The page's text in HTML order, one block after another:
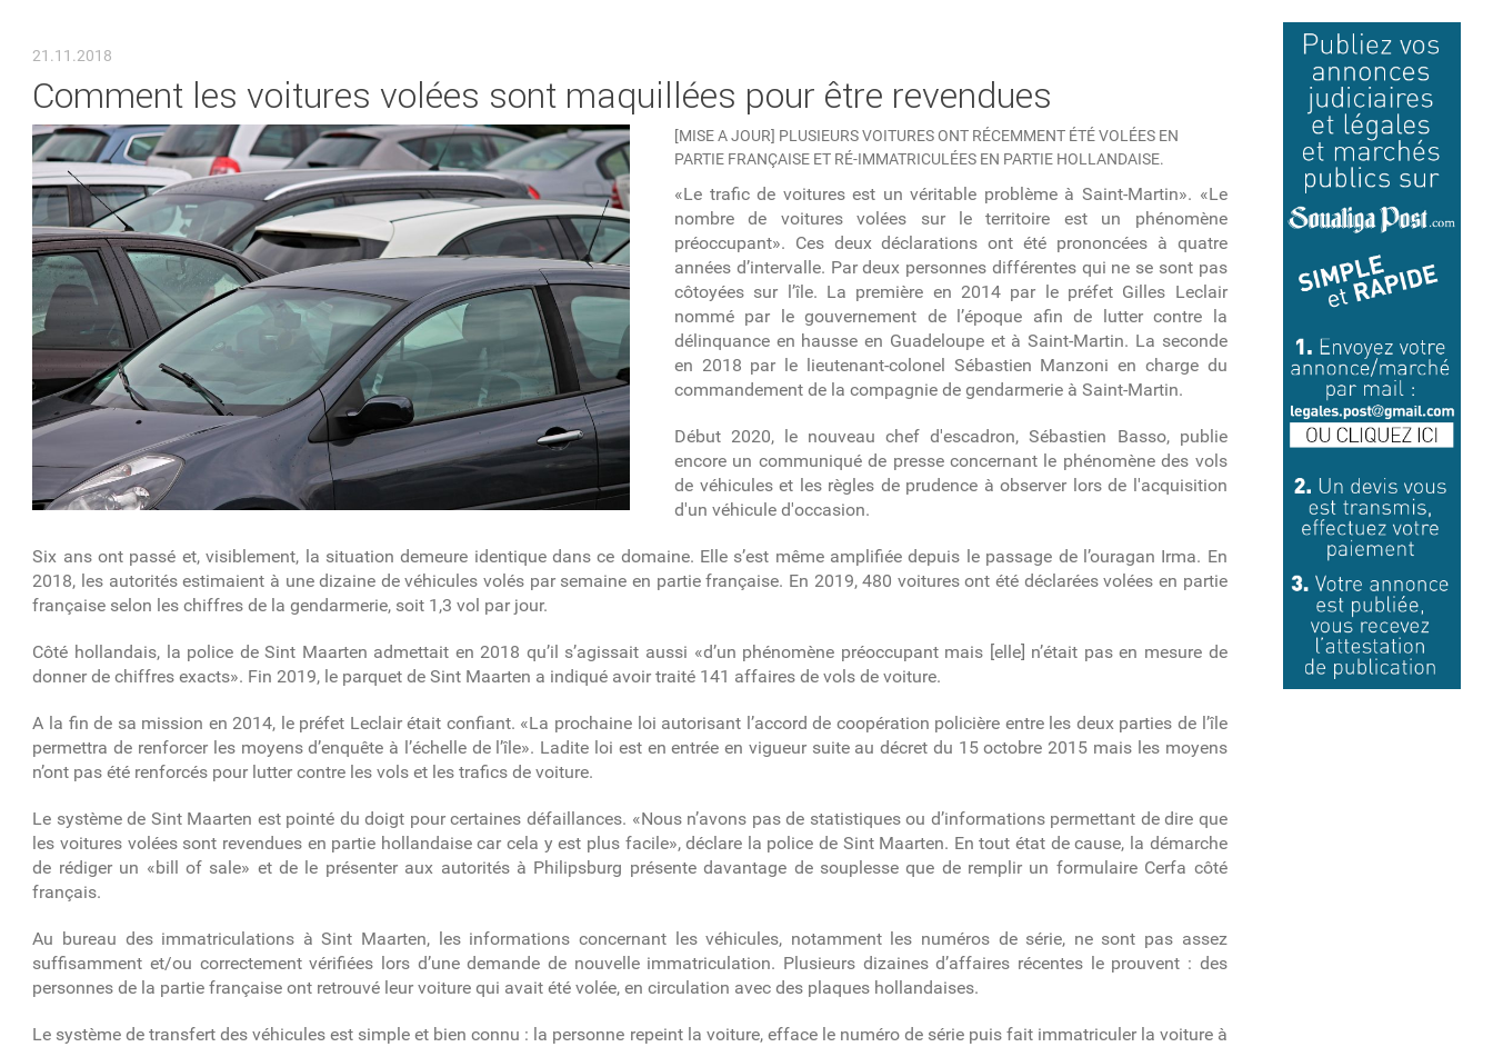
21.11.2018
Comment les voitures volées sont maquillées pour être revendues
[MISE A JOUR] PLUSIEURS VOITURES ONT RÉCEMMENT ÉTÉ VOLÉES EN
PARTIE FRANÇAISE ET RÉ-IMMATRICULÉES EN PARTIE HOLLANDAISE.
«Le trafic de voitures est un véritable problème à Saint-Martin». «Le
nombre de voitures volées sur le territoire est un phénomène
préoccupant». Ces deux déclarations ont été prononcées à quatre
années d’intervalle. Par deux personnes différentes qui ne se sont pas
côtoyées sur l’île. La première en 2014 par le préfet Gilles Leclair
nommé par le gouvernement de l’époque afin de lutter contre la
délinquance en hausse en Guadeloupe et à Saint-Martin. La seconde
en 2018 par le lieutenant-colonel Sébastien Manzoni en charge du
commandement de la compagnie de gendarmerie à Saint-Martin.
Début 2020, le nouveau chef d'escadron, Sébastien Basso, publie
encore un communiqué de presse concernant le phénomène des vols
de véhicules et les règles de prudence à observer lors de l'acquisition
d'un véhicule d'occasion.
Six ans ont passé et, visiblement, la situation demeure identique dans ce domaine. Elle s’est même amplifiée depuis le passage de l’ouragan Irma. En
2018, les autorités estimaient à une dizaine de véhicules volés par semaine en partie française. En 2019, 480 voitures ont été déclarées volées en partie
française selon les chiffres de la gendarmerie, soit 1,3 vol par jour.
Côté hollandais, la police de Sint Maarten admettait en 2018 qu’il s’agissait aussi «d’un phénomène préoccupant mais [elle] n’était pas en mesure de
donner de chiffres exacts». Fin 2019, le parquet de Sint Maarten a indiqué avoir traité 141 affaires de vols de voiture.
A la fin de sa mission en 2014, le préfet Leclair était confiant. «La prochaine loi autorisant l’accord de coopération policière entre les deux parties de l’île
permettra de renforcer les moyens d’enquête à l’échelle de l’île». Ladite loi est en entrée en vigueur suite au décret du 15 octobre 2015 mais les moyens
n’ont pas été renforcés pour lutter contre les vols et les trafics de voiture.
Le système de Sint Maarten est pointé du doigt pour certaines défaillances. «Nous n’avons pas de statistiques ou d’informations permettant de dire que
les voitures volées sont revendues en partie hollandaise car cela y est plus facile», déclare la police de Sint Maarten. En tout état de cause, la démarche
de rédiger un «bill of sale» et de le présenter aux autorités à Philipsburg présente davantage de souplesse que de remplir un formulaire Cerfa côté
français.
Au bureau des immatriculations à Sint Maarten, les informations concernant les véhicules, notamment les numéros de série, ne sont pas assez
suffisamment et/ou correctement vérifiées lors d’une demande de nouvelle immatriculation. Plusieurs dizaines d’affaires récentes le prouvent : des
personnes de la partie française ont retrouvé leur voiture qui avait été volée, en circulation avec des plaques hollandaises.
Le système de transfert des véhicules est simple et bien connu : la personne repeint la voiture, efface le numéro de série puis fait immatriculer la voiture à